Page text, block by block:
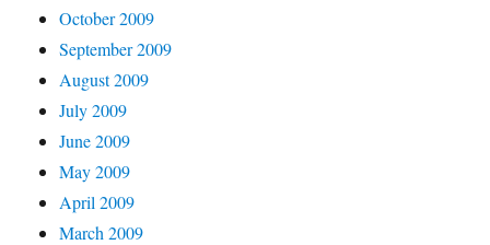
October 2009
September 2009
August 2009
July 2009
June 2009
May 2009
April 2009
March 2009